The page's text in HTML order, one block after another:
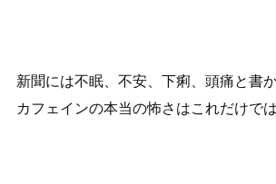
新聞には不眠、不安、下痢、頭痛と書
カフェインの本当の怖さはこれだけで